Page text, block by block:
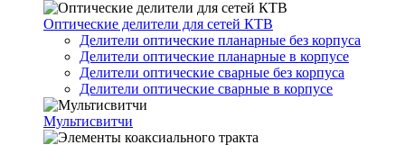
Оптические делители для сетей КТВ
Делители оптические планарные без корпуса
Делители оптические планарные в корпусе
Делители оптические сварные без корпуса
Делители оптические сварные в корпусе
Мультисвитчи